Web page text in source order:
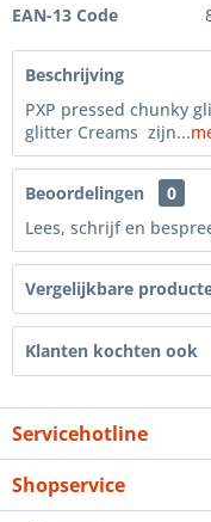
EAN-13 Code
Beschrijving
PXP pressed chunky
glitter Creams zijn...
Beoordelingen
0
Lees, schrijf en
Vergelijkbare
Klanten kochten ook
Servicehotline
Shopservice